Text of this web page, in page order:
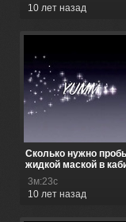
10 лет назад
Сколько нужно
жидкой маской в
3м:23с
10 лет назад